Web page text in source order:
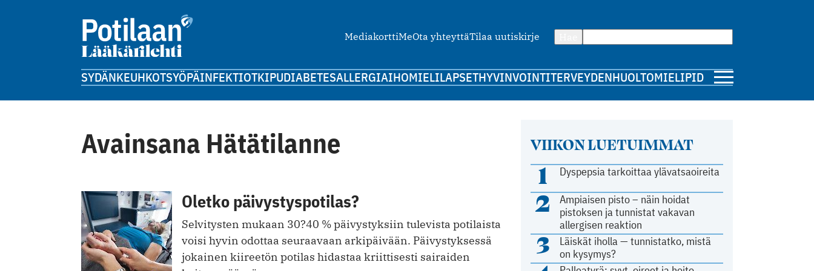
MediakorttiMeOta yhteyttäTilaa uutiskirje
SYDÄNKEUHKOTSYÖPÄINFEKTIOTKIPUDIABETESALLERGIAIHOMIELILAPSETHYVINVOINTITERVEYDENHUOLTOMIELIPIDE
Avainsana Hätätilanne
Oletko päivystyspotilas?
Selvitysten mukaan 30?40 % päivystyksiin tulevista potilaista
voisi hyvin odottaa seuraavaan arkipäivään. Päivystyksessä
jokainen kiireetön potilas hidastaa kriittisesti sairaiden
VIIKON LUETUIMMAT
1 Dyspepsia tarkoittaa ylävatsaoireita
2
Ampiaisen pisto – näin hoidat
pistoksen ja tunnistat vakavan
allergisen reaktion
3
Läiskät iholla — tunnistatko, mistä
on kysymys?